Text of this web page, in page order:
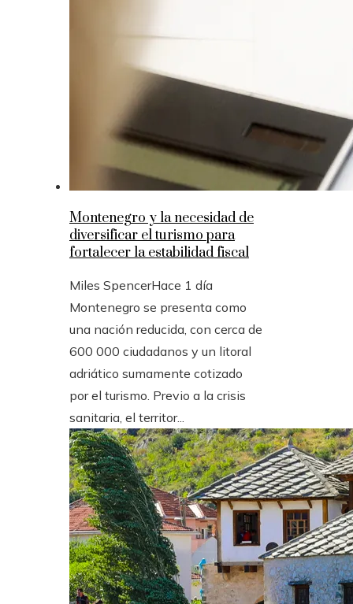
Montenegro y la necesidad de
diversificar el turismo para
fortalecer la estabilidad fiscal
Miles SpencerHace 1 día
Montenegro se presenta como
una nación reducida, con cerca de
600 000 ciudadanos y un litoral
adriático sumamente cotizado
por el turismo. Previo a la crisis
sanitaria, el territor...